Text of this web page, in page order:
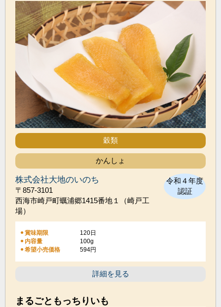
穀類
かんしょ
令和４年度
認証
株式会社大地のいのち
〒857-3101
西海市崎戸町蠣浦郷1415番地１（崎戸工
場）
賞味期限
120日
内容量
100g
希望小売価格
594円
詳細を見る
まるごともっちりいも